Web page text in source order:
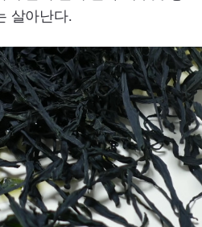
살아난다.